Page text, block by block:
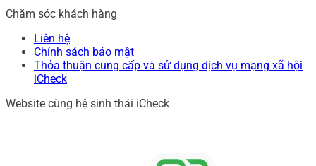
Chăm sóc khách hàng
Liên hệ
Chính sách bảo mật
Thỏa thuận cung cấp và sử dụng dịch vụ mạng xã hội
iCheck
Website cùng hệ sinh thái iCheck